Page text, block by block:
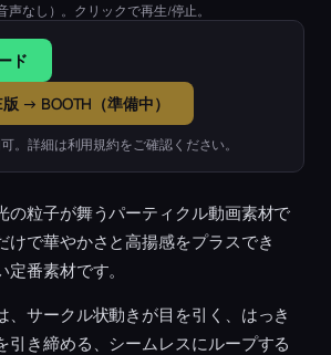
声なし）。クリックで再生/停止。
ド
→ BOOTH（準備中）
。詳細は利用規約をご確認ください。
の粒子が舞うパーティクル動画素材で
けで華やかさと高揚感をプラスでき
番素材です。
、サークル状動きが目を引く、はっき
引き締める、シームレスにループする